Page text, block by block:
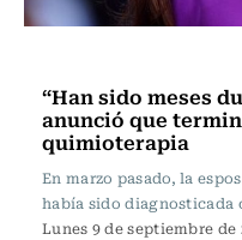
“Han sido meses
anunció que
quimioterapia
En marzo pasado, la
había sido diagnosticada
Lunes 9 de septiembre de